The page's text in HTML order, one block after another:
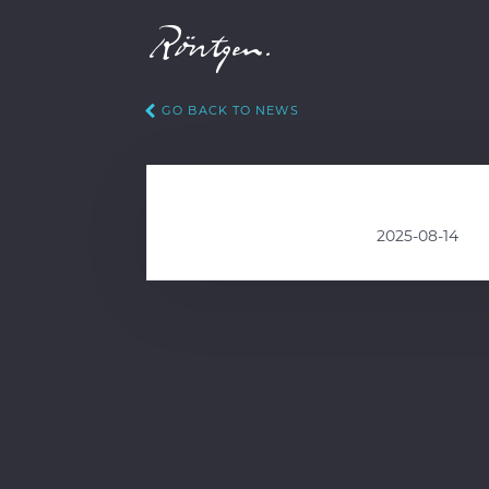
GO BACK TO NEWS
2025-08-14